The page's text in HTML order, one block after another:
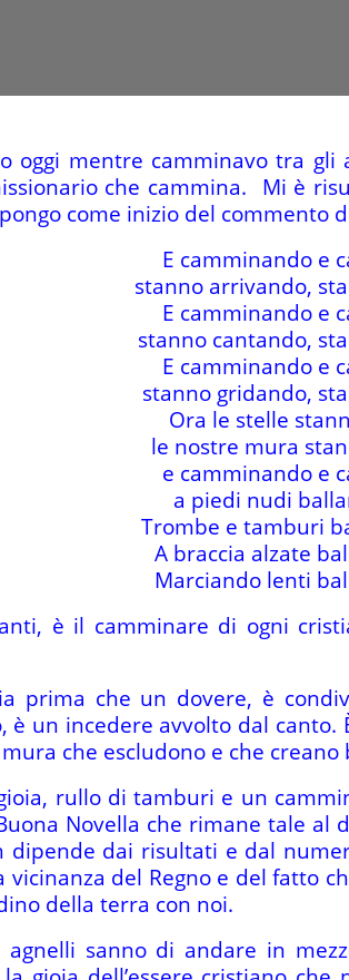
oggi mentre camminavo tra
che cammina. Mi è
come inizio del commento
E camminando e
stanno arrivando,
E camminando e
stanno cantando,
E camminando e
stanno gridando,
Ora le stelle
le nostre mura
e camminando e
a piedi nudi
Trombe e tamburi
A braccia alzate
Marciando lenti
è il camminare di ogni
prima che un dovere, è
è un incedere avvolto dal canto.
che escludono e che
rullo di tamburi e un
Novella che rimane tale
dipende dai risultati e dal
vicinanza del Regno e del fatto
della terra con noi.
agnelli sanno di andare in